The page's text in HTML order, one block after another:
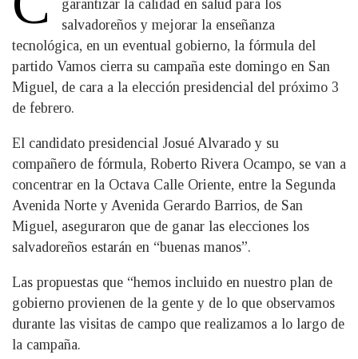
garantizar la calidad en salud para los
salvadoreños y mejorar la enseñanza
tecnológica, en un eventual gobierno, la fórmula del
partido Vamos cierra su campaña este domingo en San
Miguel, de cara a la elección presidencial del próximo 3
de febrero.
El candidato presidencial Josué Alvarado y su
compañero de fórmula, Roberto Rivera Ocampo, se van a
concentrar en la Octava Calle Oriente, entre la Segunda
Avenida Norte y Avenida Gerardo Barrios, de San
Miguel, aseguraron que de ganar las elecciones los
salvadoreños estarán en “buenas manos”.
Las propuestas que “hemos incluido en nuestro plan de
gobierno provienen de la gente y de lo que observamos
durante las visitas de campo que realizamos a lo largo de
la campaña.